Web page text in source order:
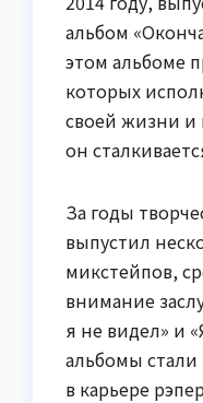
альбом
этом альбоме
которых
своей жизни и
он
За годы
выпустил
микстейпов,
внимание
я не видел» и
альбомы
в карьере